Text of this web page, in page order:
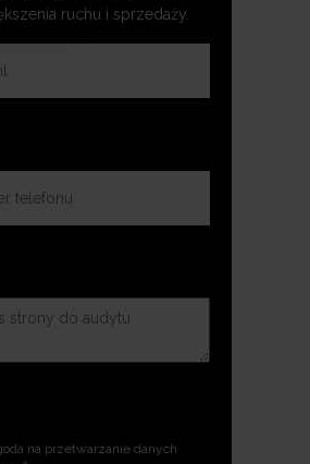
ruchu i sprzedaży.
na przetwarzanie danych